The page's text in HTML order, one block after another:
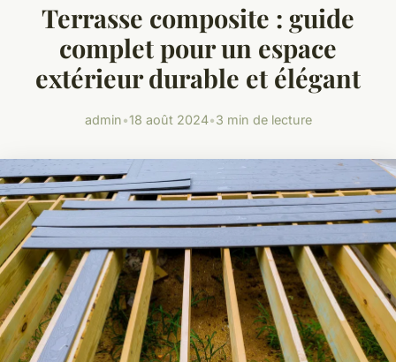
Terrasse composite : guide
complet pour un espace
extérieur durable et élégant
admin•18 août 2024•3 min de lecture